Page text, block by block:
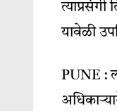
यावेळी
PUNE :